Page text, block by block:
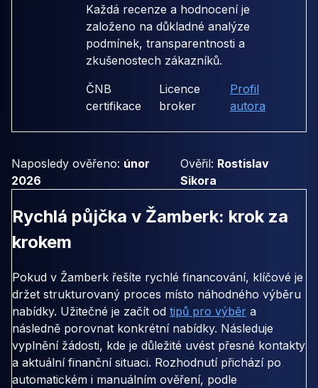
Každá recenze a hodnocení je
založeno na důkladné analýze
podmínek, transparentnosti a
zkušenostech zákazníků.
ČNB
certifikace
Licence
broker
Profil
autora
Naposledy ověřeno: únor
2026
Ověřil: Rostislav
Sikora
Rychlá půjčka v Žamberk: krok za
krokem
Pokud v Žamberk řešíte rychlé financování, klíčové je
držet strukturovaný proces místo náhodného výběru
nabídky. Užitečné je začít od tipů pro výběr a
následně porovnat konkrétní nabídky. Následuje
vyplnění žádosti, kde je důležité uvést přesné kontakty
a aktuální finanční situaci. Rozhodnutí přichází po
automatickém i manuálním ověření, podle